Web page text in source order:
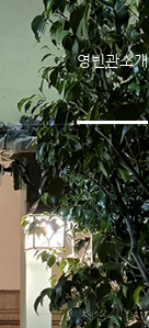
영빈관소개